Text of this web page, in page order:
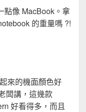
點像 MacBook。拿
的重量嗎 ?!
來的機面顏色好
闆講，這幾款
好看得多，而且